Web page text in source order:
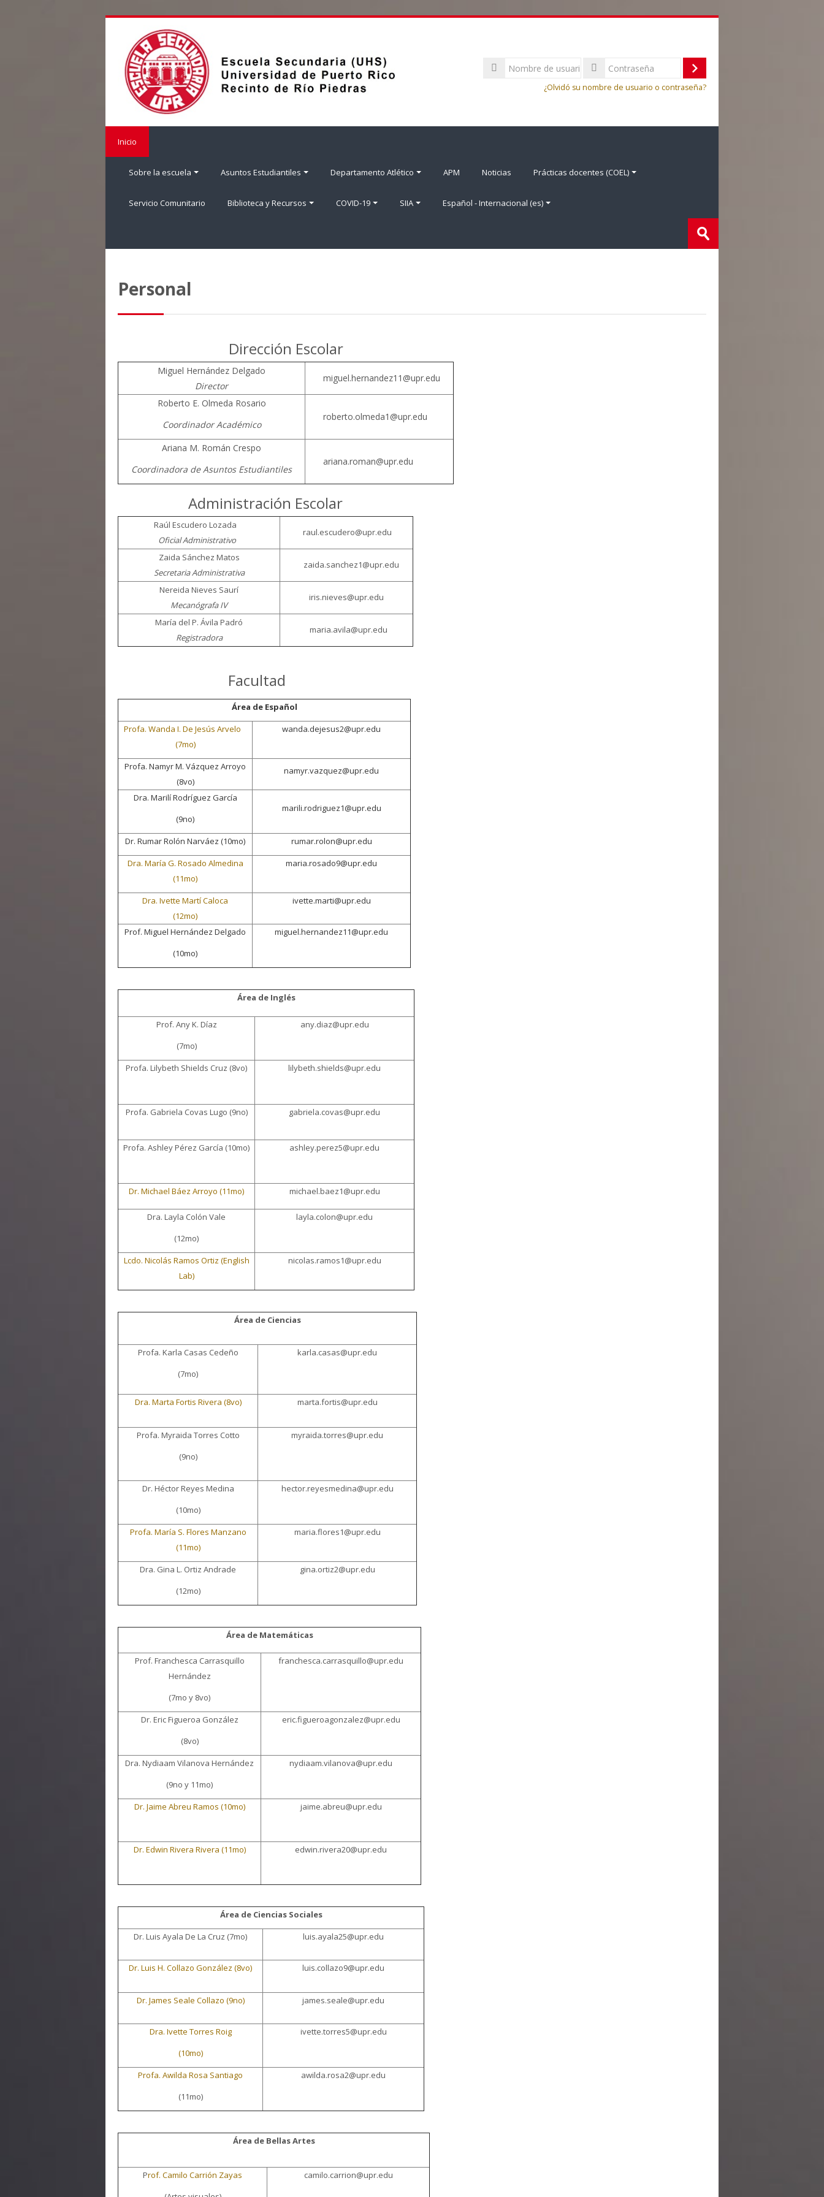
Nombre
Acceder
¿Olvidó su nombre de usuario o contraseña?
Inicio
Sobre la escuela Asuntos Estudiantiles Departamento Atlético APM Noticias Prácticas docentes (COEL)
Servicio Comunitario Biblioteca y Recursos COVID-19 SIIA Español - Internacional ‎(es)‎
Enviar
Personal
Dirección Escolar
Miguel Hernández Delgado
Director
miguel.hernandez11@upr.edu
Roberto E. Olmeda Rosario
Coordinador Académico
roberto.olmeda1@upr.edu
Ariana M. Román Crespo
Coordinadora de Asuntos Estudiantiles
ariana.roman@upr.edu
Administración Escolar
Raúl Escudero Lozada
Oficial Administrativo
raul.escudero@upr.edu
Zaida Sánchez Matos
Secretaria Administrativa
zaida.sanchez1@upr.edu
Nereida Nieves Saurí
Mecanógrafa IV
iris.nieves@upr.edu
María del P. Ávila Padró
Registradora
maria.avila@upr.edu
Facultad
Área de Español
Profa. Wanda I. De Jesús Arvelo
(7mo)
wanda.dejesus2@upr.edu
Profa. Namyr M. Vázquez Arroyo
(8vo)
namyr.vazquez@upr.edu
Dra. Marilí Rodríguez García
(9no)
marili.rodriguez1@upr.edu
Dr. Rumar Rolón Narváez (10mo)
rumar.rolon@upr.edu
Dra. María G. Rosado Almedina
(11mo)
maria.rosado9@upr.edu
Dra. Ivette Martí Caloca
(12mo)
ivette.marti@upr.edu
Prof. Miguel Hernández Delgado
(10mo)
miguel.hernandez11@upr.edu
Área de Inglés
Prof. Any K. Díaz
(7mo)
any.diaz@upr.edu
Profa. Lilybeth Shields Cruz (8vo) lilybeth.shields@upr.edu
Profa. Gabriela Covas Lugo (9no) gabriela.covas@upr.edu
Profa. Ashley Pérez García (10mo) ashley.perez5@upr.edu
Dr. Michael Báez Arroyo (11mo) michael.baez1@upr.edu
Dra. Layla Colón Vale
(12mo)
layla.colon@upr.edu
Lcdo. Nicolás Ramos Ortiz (English
Lab)
nicolas.ramos1@upr.edu
Área de Ciencias
Profa. Karla Casas Cedeño
(7mo)
karla.casas@upr.edu
Dra. Marta Fortis Rivera (8vo) marta.fortis@upr.edu
Profa. Myraida Torres Cotto
(9no)
myraida.torres@upr.edu
Dr. Héctor Reyes Medina
(10mo)
hector.reyesmedina@upr.edu
Profa. María S. Flores Manzano
(11mo)
maria.flores1@upr.edu
Dra. Gina L. Ortiz Andrade
(12mo)
gina.ortiz2@upr.edu
Área de Matemáticas
Prof. Franchesca Carrasquillo
Hernández
(7mo y 8vo)
franchesca.carrasquillo@upr.edu
Dr. Eric Figueroa González
(8vo)
eric.figueroagonzalez@upr.edu
Dra. Nydiaam Vilanova Hernández
(9no y 11mo)
nydiaam.vilanova@upr.edu
Dr. Jaime Abreu Ramos (10mo) jaime.abreu@upr.edu
Dr. Edwin Rivera Rivera (11mo) edwin.rivera20@upr.edu
Área de Ciencias Sociales
Dr. Luis Ayala De La Cruz (7mo)
luis.ayala25@upr.edu
Dr. Luis H. Collazo González (8vo) luis.collazo9@upr.edu
Dr. James Seale Collazo (9no) james.seale@upr.edu
Dra. Ivette Torres Roig
(10mo)
ivette.torres5@upr.edu
Profa. Awilda Rosa Santiago
(11mo)
awilda.rosa2@upr.edu
Área de Bellas Artes
Prof. Camilo Carrión Zayas
camilo.carrion@upr.edu